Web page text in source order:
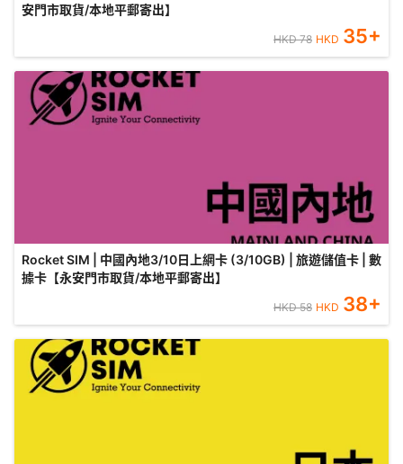
安門市取貨/本地平郵寄出】
HKD78 HKD 35+
Rocket SIM | 中國內地3/10日上網卡 (3/10GB) | 旅遊儲值卡 | 數
據卡【永安門市取貨/本地平郵寄出】
HKD58 HKD 38+